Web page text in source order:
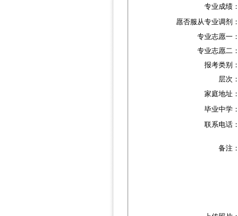
专业成绩：
愿否服从专业调剂：
专业志愿一：
专业志愿二：
报考类别：
层次：
家庭地址：
毕业中学：
联系电话：
备注：